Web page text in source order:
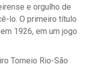
e orgulho de
lo. O primeiro título
1926, em um jogo
Torneio Rio-São